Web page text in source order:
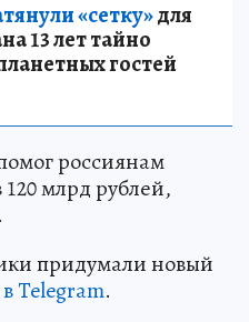
«сетку»для
13 лет тайно
гостей
россиянам
млрд рублей,
придумали новый
Telegram.